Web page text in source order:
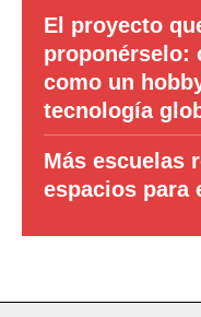
El proyecto
proponérselo:
como un
tecnología
Más escuelas
espacios para